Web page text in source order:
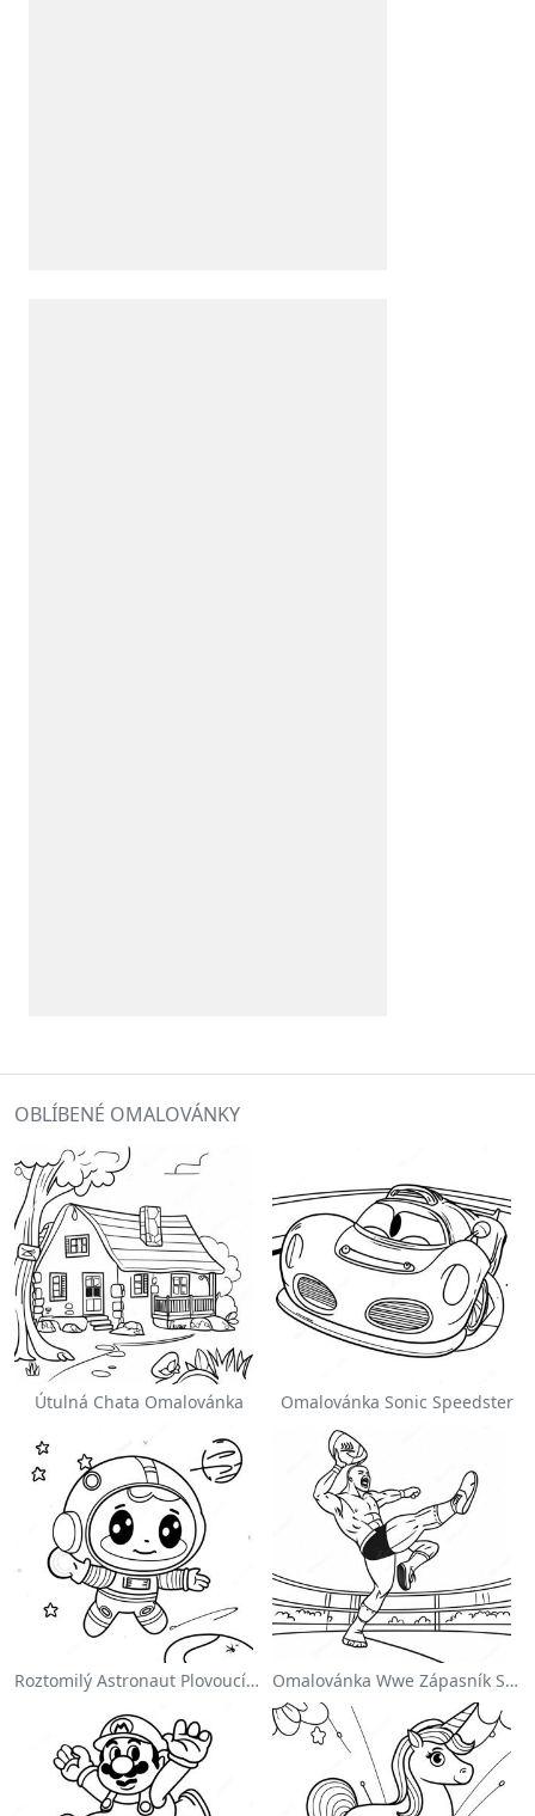
OBLÍBENÉ OMALOVÁNKY
Útulná Chata Omalovánka Omalovánka Sonic Speedster
Roztomilý Astronaut Plovoucí Ve Vesmíru Na Omalovánce Omalovánka Wwe Zápasník Skáčící Na Protivníka